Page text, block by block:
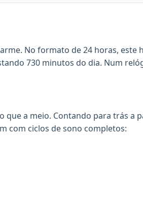
No formato de 24 horas, este
730 minutos do dia. Num
que a meio. Contando para trás a
com ciclos de sono completos: